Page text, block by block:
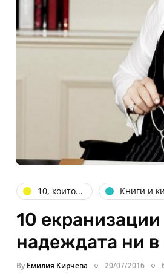
10, които... Книги и
10 екранизации
надеждата ни в
By Емилия Кирчева 20/07/2016